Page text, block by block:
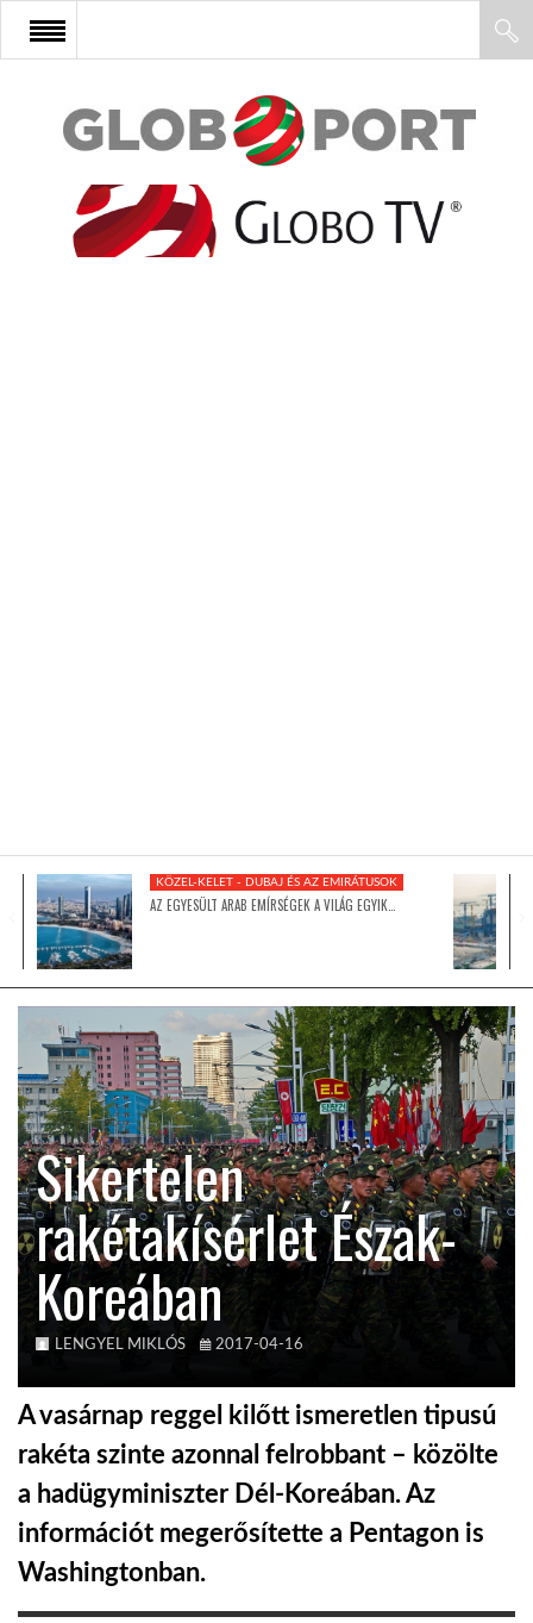
FŐOLDAL
AFRIKA
GLOBOTV BP
HÍR3D
TROPICALMAGAZIN
GLOBOTV
AFRIKA TUDÁSTÁR
A NAP SZÉPE
LINKTR.EE
GLOBOZSARU
DOBRAVERO.HU
KÖZEL-KELET - DUBAJ ÉS AZ EMIRÁTUSOK
AZ EGYESÜLT ARAB EMÍRSÉGEK A VILÁG EGYIK…
Sikertelen
rakétakísérlet Észak-
Koreában
LENGYEL MIKLÓS 2017-04-16
A vasárnap reggel kilőtt ismeretlen tipusú
rakéta szinte azonnal felrobbant – közölte
a hadügyminiszter Dél-Koreában. Az
információt megerősítette a Pentagon is
Washingtonban.